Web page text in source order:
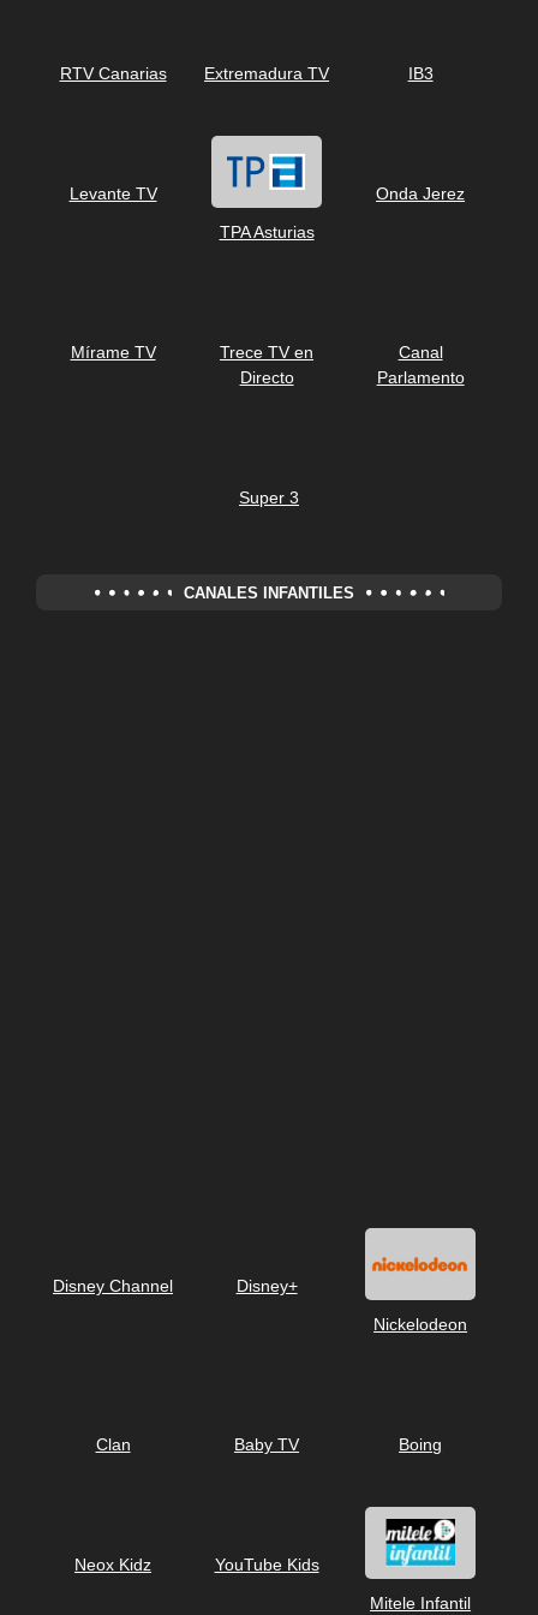
RTV Canarias Extremadura TV IB3
Levante TV
TPA Asturias
Onda Jerez
Mírame TV
Trece TV en
Directo
Canal
Parlamento
Super 3
CANALES INFANTILES
Disney Channel
Disney+
Nickelodeon
Clan Baby TV Boing
Neox Kidz
YouTube Kids
Mitele Infantil